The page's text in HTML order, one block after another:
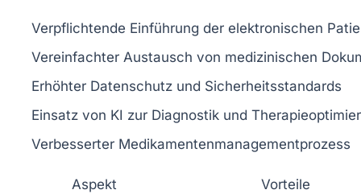
Verpflichtende Einführung der elektronischen
Vereinfachter Austausch von medizinischen
Erhöhter Datenschutz und Sicherheitsstandards
Einsatz von KI zur Diagnostik und
Verbesserter Medikamentenmanagementprozess
Aspekt Vorteile